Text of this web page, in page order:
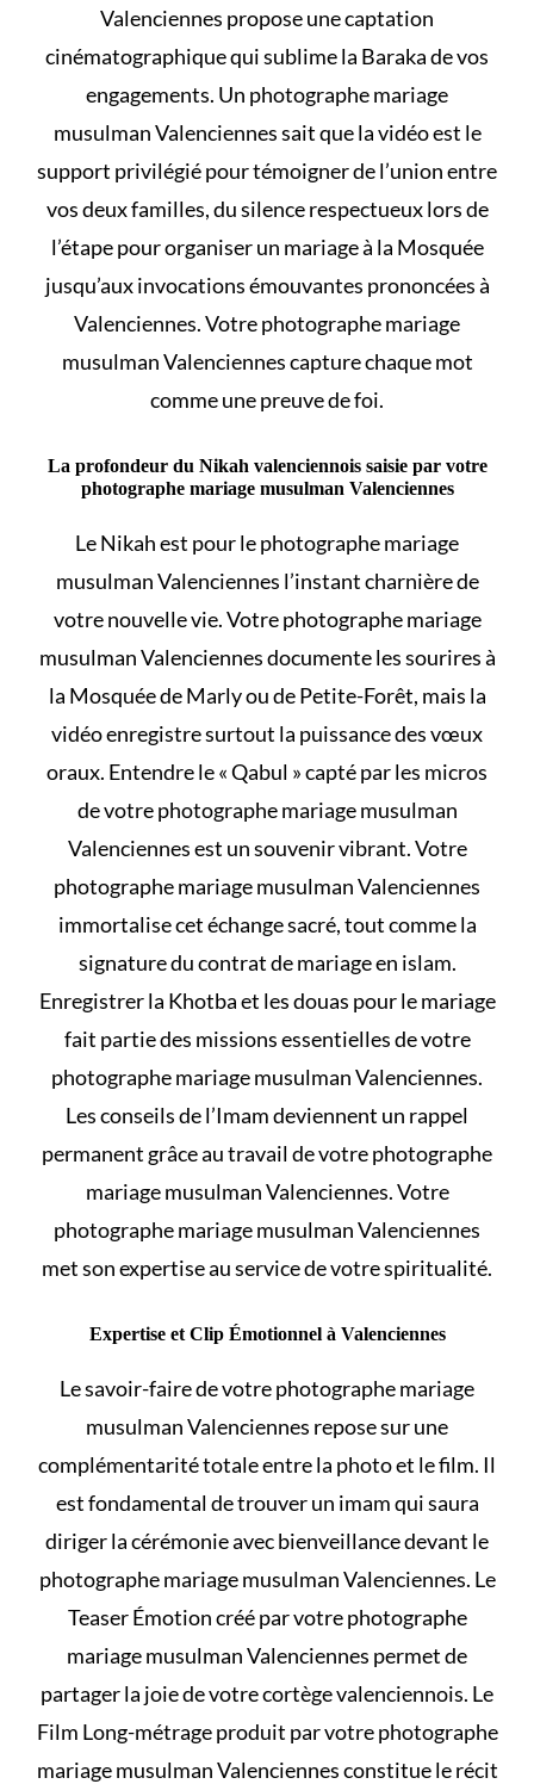
Valenciennes propose une captation
cinématographique qui sublime la Baraka de vos
engagements. Un photographe mariage
musulman Valenciennes sait que la vidéo est le
support privilégié pour témoigner de l’union entre
vos deux familles, du silence respectueux lors de
l’étape pourorganiser un mariage à la Mosquée
jusqu’aux invocations émouvantes prononcées à
Valenciennes. Votre photographe mariage
musulman Valenciennes capture chaque mot
comme une preuve de foi.
La profondeur du Nikah valenciennois saisie par votre
photographe mariage musulman Valenciennes
LeNikahest pour le photographe mariage
musulman Valenciennes l’instant charnière de
votre nouvelle vie. Votre photographe mariage
musulman Valenciennes documente les sourires à
la Mosquée de Marly ou de Petite-Forêt, mais la
vidéo enregistre surtout la puissance des vœux
oraux. Entendre le « Qabul » capté par les micros
de votre photographe mariage musulman
Valenciennes est un souvenir vibrant. Votre
photographe mariage musulman Valenciennes
immortalise cet échange sacré, tout comme la
signature ducontrat de mariage en islam.
Enregistrer la Khotba et lesdouas pour le mariage
fait partie des missions essentielles de votre
photographe mariage musulman Valenciennes.
Les conseils de l’Imam deviennent un rappel
permanent grâce au travail de votre photographe
mariage musulman Valenciennes. Votre
photographe mariage musulman Valenciennes
met son expertise au service de votre spiritualité.
Expertise et Clip Émotionnel à Valenciennes
Le savoir-faire de votre photographe mariage
musulman Valenciennes repose sur une
complémentarité totale entre la photo et le film. Il
est fondamental detrouver un imamqui saura
diriger la cérémonie avec bienveillance devant le
photographe mariage musulman Valenciennes. Le
Teaser Émotion créé par votre photographe
mariage musulman Valenciennes permet de
partager la joie de votre cortège valenciennois. Le
Film Long-métrage produit par votre photographe
mariage musulman Valenciennes constitue le récit